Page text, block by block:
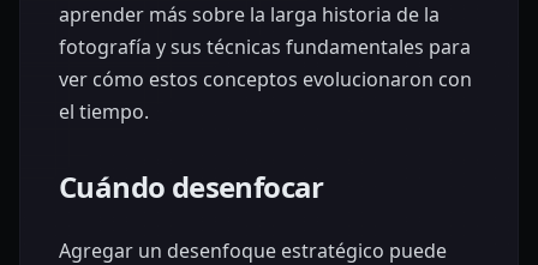
aprender más sobre la larga historia de la
fotografía y sus técnicas fundamentales para
ver cómo estos conceptos evolucionaron con
el tiempo.
Cuándo desenfocar
Agregar un desenfoque estratégico puede